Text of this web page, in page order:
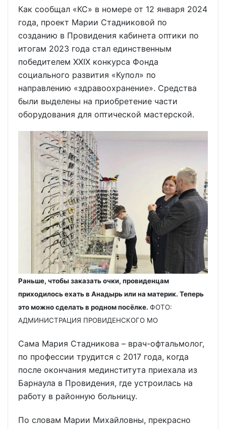
Как сообщал «КС» в номере от 12 января 2024
года, проект Марии Стадниковой по
созданию в Провидения кабинета оптики по
итогам 2023 года стал единственным
победителем XXIX конкурса Фонда
социального развития «Купол» по
направлению «здравоохранение». Средства
были выделены на приобретение части
оборудования для оптической мастерской.
Раньше, чтобы заказать очки, провиденцам
приходилось ехать в Анадырь или на материк. Теперь
это можно сделать в родном посёлке. ФОТО:
АДМИНИСТРАЦИЯ ПРОВИДЕНСКОГО МО
Сама Мария Стадникова – врач-офтальмолог,
по профессии трудится с 2017 года, когда
после окончания мединститута приехала из
Барнаула в Провидения, где устроилась на
работу в районную больницу.
По словам Марии Михайловны, прекрасно